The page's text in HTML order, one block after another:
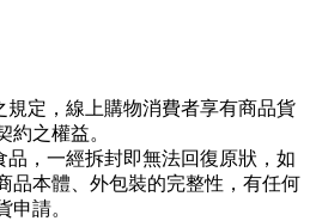
規定，線上購物消費者享有商品貨
約之權益。
品，一經拆封即無法回復原狀，如
品本體、外包裝的完整性，有任何
申請。